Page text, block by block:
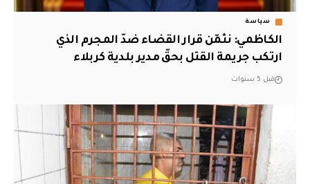
سياسة
الكاظمي: نثمّن قرار القضاء ضدّ المجرم الذي
ارتكب جريمة القتل بحقّ مدير بلدية كربلاء
قبل 5 سنوات